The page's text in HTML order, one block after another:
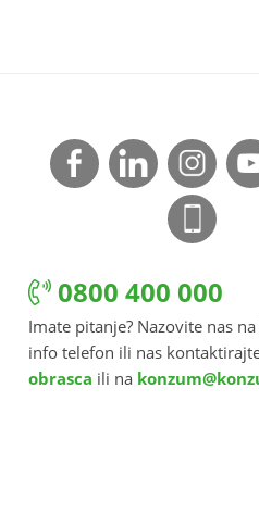
0800 400 000
Imate pitanje? Nazovite nas
info telefon ili nas
obrasca ili na